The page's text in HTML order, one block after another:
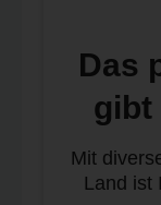
Das
gibt
Mit
Land ist